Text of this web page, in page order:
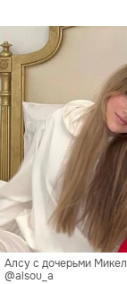
Алсу с дочерьми
@alsou_a